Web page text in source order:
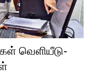
வெளியீடு-